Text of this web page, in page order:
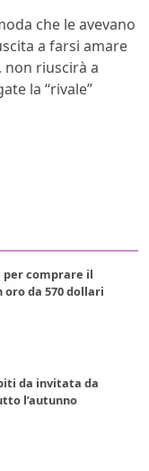
che le avevano
a farsi amare
non riuscirà a
la “rivale”
per comprare il
oro da 570 dollari
da invitata da
l’autunno